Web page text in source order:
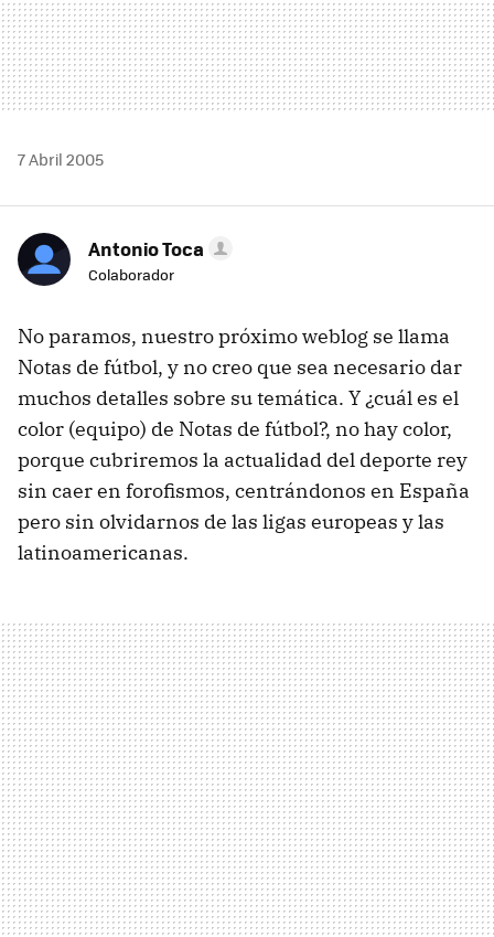
7 Abril 2005
Antonio Toca
Colaborador
No paramos, nuestro próximo weblog se llama
Notas de fútbol, y no creo que sea necesario dar
muchos detalles sobre su temática. Y ¿cuál es el
color (equipo) de Notas de fútbol?, no hay color,
porque cubriremos la actualidad del deporte rey
sin caer en forofismos, centrándonos en España
pero sin olvidarnos de las ligas europeas y las
latinoamericanas.